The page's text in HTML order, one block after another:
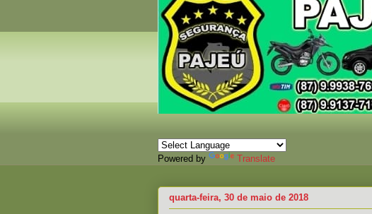
Powered by Translate
quarta-feira, 30 de maio de 2018